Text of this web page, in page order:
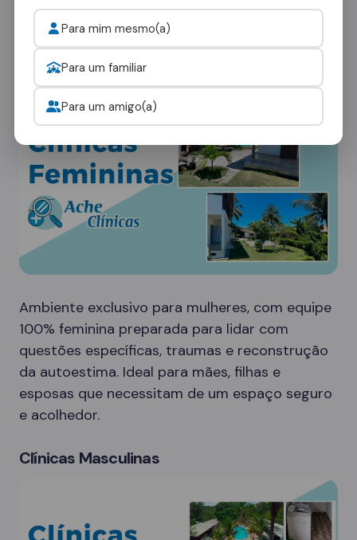
de ambientes:
Clínicas Femininas
Ambiente exclusivo para mulheres, com equipe
100% feminina preparada para lidar com
questões específicas, traumas e reconstrução
da autoestima. Ideal para mães, filhas e
esposas que necessitam de um espaço seguro
e acolhedor.
Clínicas Masculinas
Para mim mesmo(a)
Para um familiar
Para um amigo(a)